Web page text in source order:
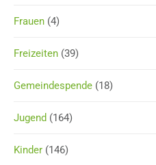
Frauen (4)
Freizeiten (39)
Gemeindespende (18)
Jugend (164)
Kinder (146)